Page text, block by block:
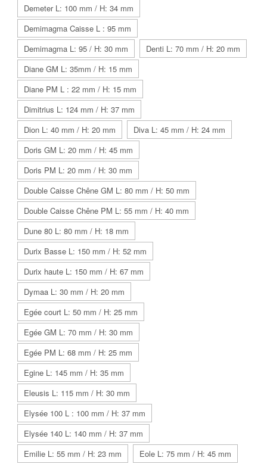
Demeter L: 100 mm / H: 34 mm
Demimagma Caisse L : 95 mm
Demimagma L: 95 / H: 30 mm
Denti L: 70 mm / H: 20 mm
Diane GM L: 35mm / H: 15 mm
Diane PM L : 22 mm / H: 15 mm
Dimitrius L: 124 mm / H: 37 mm
Dion L: 40 mm / H: 20 mm
Diva L: 45 mm / H: 24 mm
Doris GM L: 20 mm / H: 45 mm
Doris PM L: 20 mm / H: 30 mm
Double Caisse Chêne GM L: 80 mm / H: 50 mm
Double Caisse Chêne PM L: 55 mm / H: 40 mm
Dune 80 L: 80 mm / H: 18 mm
Durix Basse L: 150 mm / H: 52 mm
Durix haute L: 150 mm / H: 67 mm
Dymaa L: 30 mm / H: 20 mm
Egée court L: 50 mm / H: 25 mm
Egée GM L: 70 mm / H: 30 mm
Egée PM L: 68 mm / H: 25 mm
Egine L: 145 mm / H: 35 mm
Eleusis L: 115 mm / H: 30 mm
Elysée 100 L : 100 mm / H: 37 mm
Elysée 140 L: 140 mm / H: 37 mm
Emilie L: 55 mm / H: 23 mm
Eole L: 75 mm / H: 45 mm